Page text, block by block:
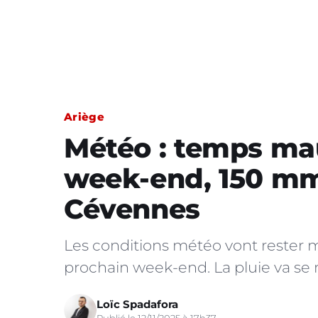
Ariège
Météo : temps
week-end, 150
Cévennes
Les conditions météo vont rester
prochain week-end. La pluie va se
Loïc Spadafora